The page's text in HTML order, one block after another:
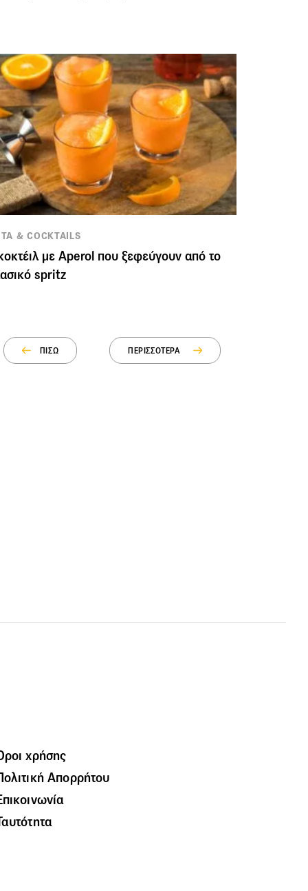
& COCKTAILS
με Aperol που ξεφεύγουν από το
spritz
ΠΙΣΩ ΠΕΡΙΣΣΟΤΕΡΑ
χρήσης
Απορρήτου